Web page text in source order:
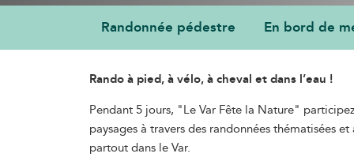
Randonnée pédestre En bord de
LE VAR FÊTE LA NATURE
Rando à pied, à vélo, à cheval et dans l’eau !
Pendant 5 jours, "Le Var Fête la Nature"
paysages à travers des randonnées thématisées
partout dans le Var.